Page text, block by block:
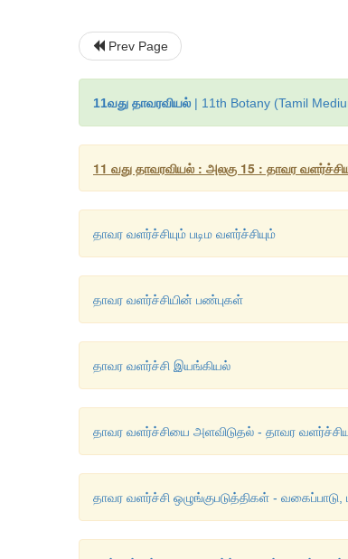
Prev Page
11வது தாவரவியல் | 11th Botany (Tamil
11 வது தாவரவியல் : அலகு 15 : தாவர
தாவர வளர்ச்சியும் படிம வளர்ச்சியும்
தாவர வளர்ச்சியின் பண்புகள்
தாவர வளர்ச்சி இயங்கியல்
தாவர வளர்ச்சியை அளவிடுதல் - தாவர
தாவர வளர்ச்சி ஒழுங்குபடுத்திகள் - வகைப்பாடு,